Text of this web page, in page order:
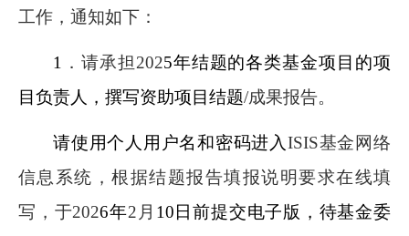
工作，通知如下：
1 ．请承担2025年结题的各类基金项目的项
目负责人，撰写资助项目结题/成果报告。
请使用个人用户名和密码进入 ISIS基金网络
信息系统，根据结题报告填报说明要求在线填
写，于2026年2月 10日前提交电子版，待基金委